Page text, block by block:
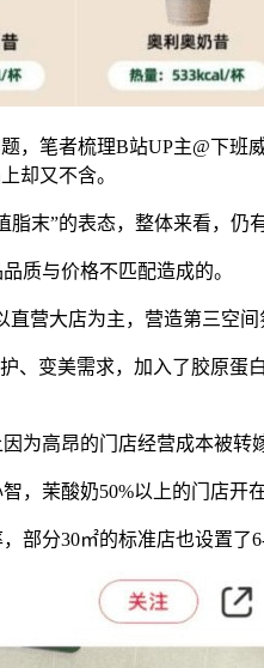
，笔者梳理B站UP主@下
却又不含。
末”的表态，整体来看，仍
质与价格不匹配造成的。
直营大店为主，营造第三空
、变美需求，加入了胶原
为高昂的门店经营成本被转
，茉酸奶50%以上的门店开
部分30㎡的标准店也设置了